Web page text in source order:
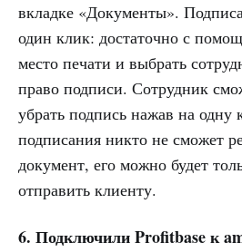
вкладке «Документы».
один клик: достаточно с
место печати и выбрать
право подписи. Сотрудник
убрать подпись нажав на одну
подписания никто не сможет
документ, его можно будет
отправить клиенту.
6. Подключили Profitbase к